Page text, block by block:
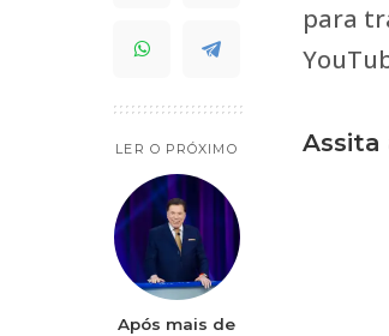
LER O PRÓXIMO
Após mais de
para
Assita